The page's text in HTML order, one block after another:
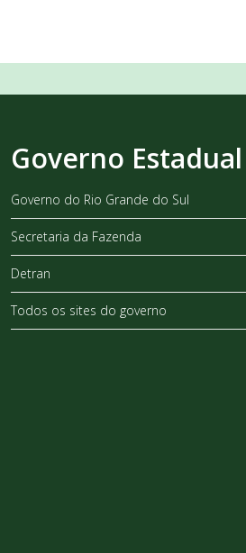
Governo Estadual
Governo do Rio Grande do Sul
Secretaria da Fazenda
Detran
Todos os sites do governo